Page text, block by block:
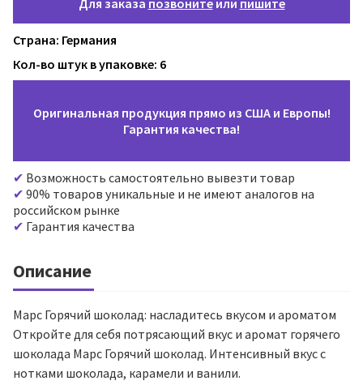
Для заказа позвонитеили пишите
Страна: Германия
Кол-во штук в упаковке: 6
Оригинальная продукция прямо из США и Европы!
Гарантия качества!
Возможность самостоятельно вывезти товар
90% товаров уникальные и не имеют аналогов на
российском рынке
Гарантия качества
Описание
Марс Горячий шоколад: насладитесь вкусом и ароматом
Откройте для себя потрясающий вкус и аромат горячего
шоколада Марс Горячий шоколад. Интенсивный вкус с
нотками шоколада, карамели и ванили.